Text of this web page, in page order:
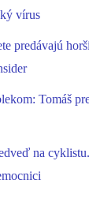
vírus
predávajú
Tomáš
na cyklistu.